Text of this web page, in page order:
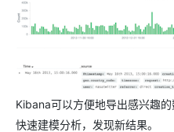
Kibana可以方便地导出感兴趣
快速建模分析，发现新结果。